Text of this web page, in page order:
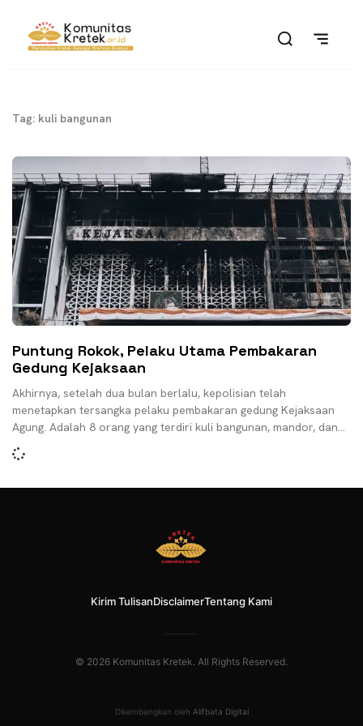
Tag: kuli bangunan
Puntung Rokok, Pelaku Utama Pembakaran
Gedung Kejaksaan
Akhirnya, setelah dua bulan berlalu, kepolisian telah
menetapkan tersangka pelaku pembakaran gedung Kejaksaan
Agung. Adalah 8 orang yang terdiri kuli bangunan, mandor, dan
bos mereka
Kirim TulisanDisclaimerTentang Kami
© 2026 Komunitas Kretek. All Rights Reserved.
Dikembangkan oleh Alifbata Digital